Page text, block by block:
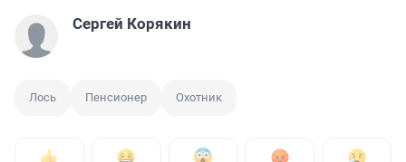
Сергей Корякин
Лось Пенсионер Охотник